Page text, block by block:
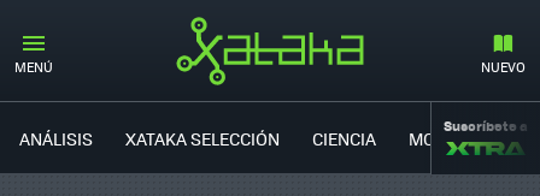
MENÚ NUEVO
ANÁLISIS XATAKA SELECCIÓN CIENCIA MOVILIDAD
Suscríbete a